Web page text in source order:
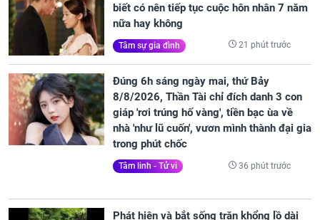
biết có nên tiếp tục cuộc hôn nhân 7 năm
nữa hay không
Tâm sự gia đình 21 phút trước
Đúng 6h sáng ngày mai, thứ Bảy
8/8/2026, Thần Tài chỉ đích danh 3 con
giáp 'rơi trúng hố vàng', tiền bạc ùa về
nhà 'như lũ cuốn', vươn mình thành đại gia
trong phút chốc
Tâm linh - Tử vi 36 phút trước
Phát hiện và bắt sống trăn khổng lồ dài